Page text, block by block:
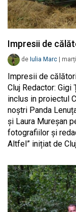
Impresii de
de Iulia Marc
Impresii de
Cluj Redactor: Gigi
inclus in proiectul
noștri Panda
și Laura Mureșan
fotografiilor și
Altfel” inițiat de